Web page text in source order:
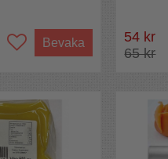
Bevaka
54 kr
65 kr